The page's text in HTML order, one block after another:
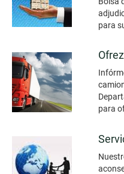
para
para